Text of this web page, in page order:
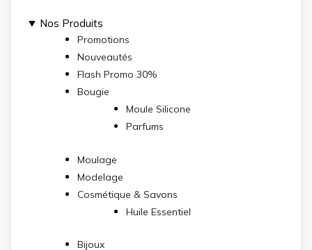
Nos Produits
Promotions
Nouveautés
Flash Promo 30%
Bougie
Moule Silicone
Parfums
Moulage
Modelage
Cosmétique & Savons
Huile Essentiel
Bijoux